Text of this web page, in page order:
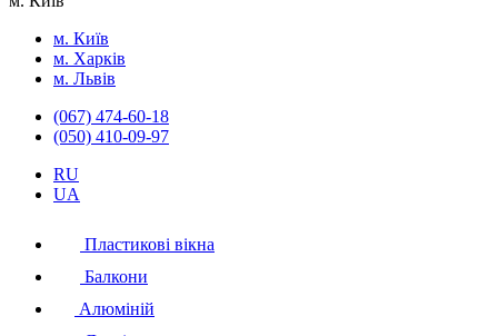
м. Київ
м. Харків
м. Львів
(067) 474-60-18
(050) 410-09-97
RU
UA
Пластикові вікна
Балкони
Алюміній